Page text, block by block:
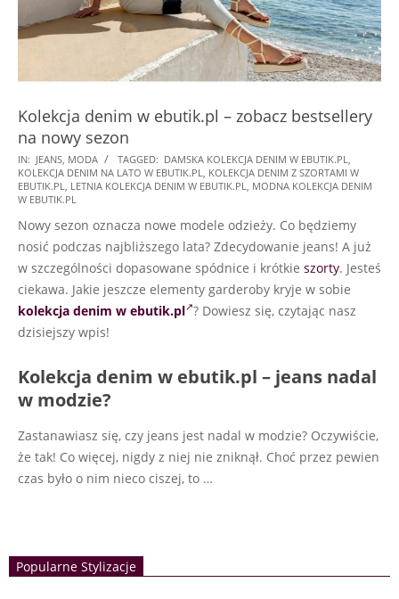
Kolekcja denim w ebutik.pl – zobacz bestsellery
na nowy sezon
2023-
05-
02
IN: JEANS MODA TAGGED: DAMSKA KOLEKCJA DENIM W EBUTIK.PL
KOLEKCJA DENIM NA LATO W EBUTIK.PL
KOLEKCJA DENIM Z SZORTAMI W
EBUTIK.PL
LETNIA KOLEKCJA DENIM W EBUTIK.PL
MODNA KOLEKCJA DENIM
W EBUTIK.PL
Nowy sezon oznacza nowe modele odzieży. Co będziemy
nosić podczas najbliższego lata? Zdecydowanie jeans! A już
w szczególności dopasowane spódnice i krótkie szorty. Jesteś
ciekawa. Jakie jeszcze elementy garderoby kryje w sobie
kolekcja denim w ebutik.pl ? Dowiesz się, czytając nasz
dzisiejszy wpis!
Kolekcja denim w ebutik.pl – jeans nadal
w modzie?
Zastanawiasz się, czy jeans jest nadal w modzie? Oczywiście,
że tak! Co więcej, nigdy z niej nie zniknął. Choć przez pewien
czas było o nim nieco ciszej, to …
Popularne Stylizacje